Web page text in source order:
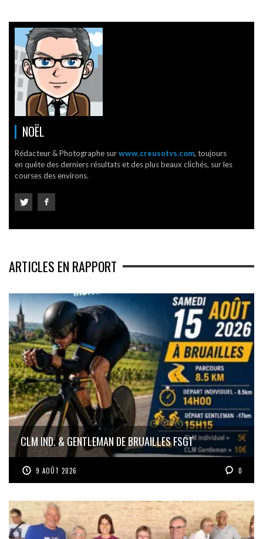
NOËL
Rédacteur & Photographe surwww.creusotvs.com, toujours
en quête des derniers résultats et des plus beaux clichés, sur les
courses des environs.
ARTICLES EN RAPPORT
CLM IND. & GENTLEMAN DE BRUAILLES FSGT
9 AOÛT 2026 0